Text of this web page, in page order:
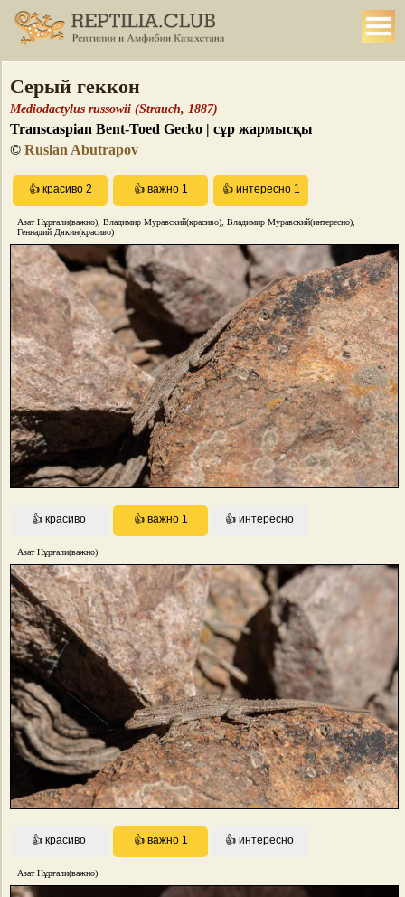
Серый геккон
Mediodactylus russowii (Strauch, 1887)
Transcaspian Bent-Toed Gecko | сұр жармысқы
© Ruslan Abutrapov
Азат Нұрғали(важно), Владимир Муравский(красиво), Владимир Муравский(интересно),
Геннадий Дякин(красиво)
Азат Нұрғали(важно)
Азат Нұрғали(важно)